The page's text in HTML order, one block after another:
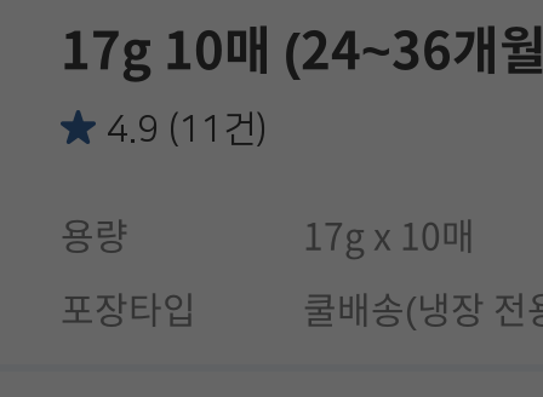
17g 10매 (24~36개
4.9 (11건)
용량 17g x 10매
포장타입 쿨배송(냉장 전